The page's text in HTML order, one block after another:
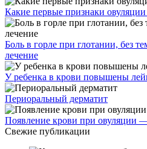
Какие первые признаки
Боль в горле при глотании, без
лечение
У ребенка в крови повышены
Периоральный дерматит
Появление крови при овуляции
Свежие публикации